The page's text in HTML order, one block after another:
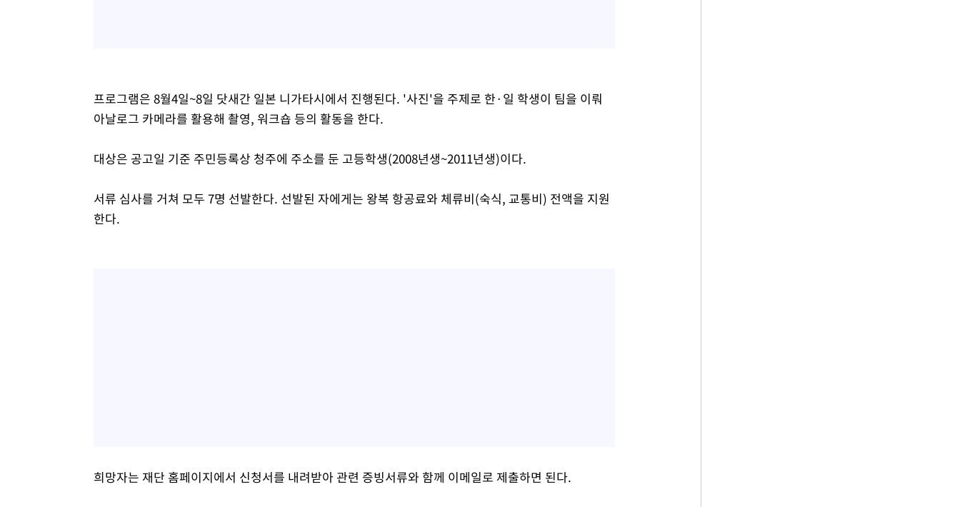
프로그램은 8월4일~8일 닷새간 일본 니가타시에서 진행된다. '사진'을 주제로 한·일 학생이 팀을 이뤄
아날로그 카메라를 활용해 촬영, 워크숍 등의 활동을 한다.
대상은 공고일 기준 주민등록상 청주에 주소를 둔 고등학생(2008년생~2011년생)이다.
서류 심사를 거쳐 모두 7명 선발한다. 선발된 자에게는 왕복 항공료와 체류비(숙식, 교통비) 전액을 지원
한다.
희망자는 재단 홈페이지에서 신청서를 내려받아 관련 증빙서류와 함께 이메일로 제출하면 된다.